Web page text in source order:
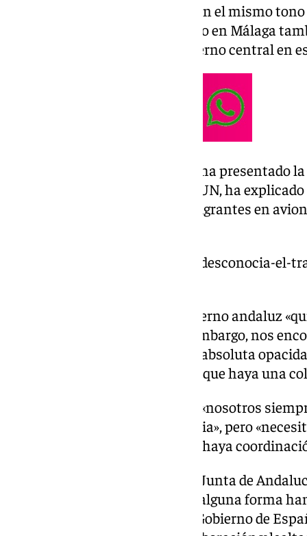
España se ha manifestado así en el mismo
Antonio Sanz, quien en otro acto en Málaga
información por parte del Gobierno central en
La consejera de Economía, que ha presentado
carrera contra el cáncer TAU-RUN, ha
llegado a Málaga más de 300 migrantes en
https://www.101tv.es/la-junta-desconocia-el-
España ha valorado que el Gobierno andaluz
con lealtad, coordinado, y, sin embargo, nos
tipo que se producen en la más absoluta
que haya una coordinación, sin que haya una
No obstante, ha asegurado que «nosotros
«Andalucía es una tierra solidaria», pero
institucional, necesitamos que haya
Por otro lado, la consejera de la Junta de
más de 567 los menores que de alguna forma
no se ha hecho responsable el Gobierno de